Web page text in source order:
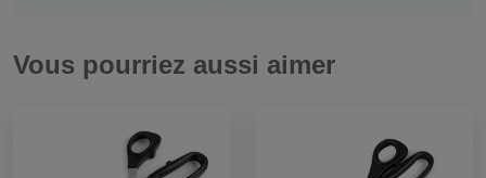
Vous pourriez aussi aimer